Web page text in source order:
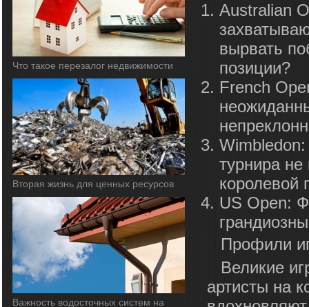
Что такое перезалог недвижимости
Вторая жизнь для ценных ресурсов
Важность водосточных систем на
Australian
вырвать
позиции?
French
Wimbledon:
турнира
королевой
US Open:
Профили
Великие
артисты на